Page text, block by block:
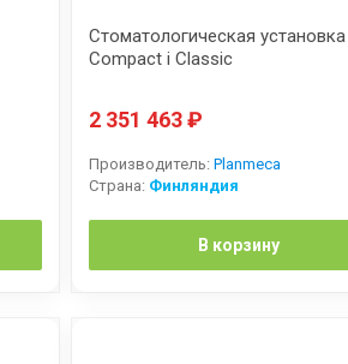
Стоматологическая установка
Compact i Classic
2 351 463₽
Производитель:Planmeca
Страна: Финляндия
В корзину